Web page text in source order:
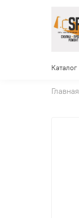
Каталог
Главная